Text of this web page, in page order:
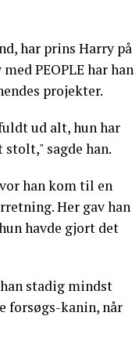
har prins Harry på
PEOPLE har han
projekter.
ud alt, hun har
sagde han.
han kom til en
Her gav han
havde gjort det
stadig mindst
forsøgs-kanin, når